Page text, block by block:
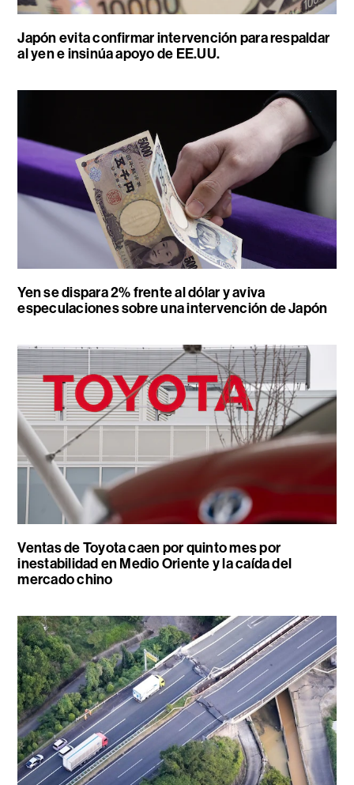
Japón evita confirmar intervención para respaldar
al yen e insinúa apoyo de EE.UU.
Yen se dispara 2% frente al dólar y aviva
especulaciones sobre una intervención de Japón
Ventas de Toyota caen por quinto mes por
inestabilidad en Medio Oriente y la caída del
mercado chino